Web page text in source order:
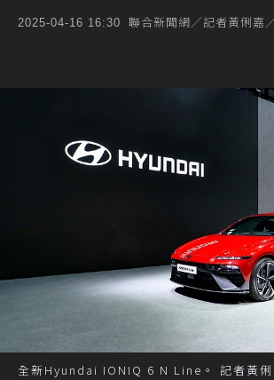
2025-04-16 16:30 聯合新聞網／記者黃俐嘉
全新Hyundai IONIQ 6 N Line。 記者黃俐